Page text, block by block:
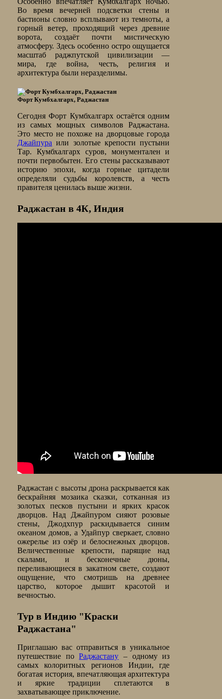
Во время вечерней подсветки стены и
бастионы словно всплывают из темноты, а
горный ветер, проходящий через древние
ворота, создаёт почти мистическую
атмосферу. Здесь особенно остро ощущается
масштаб раджпутской цивилизации —
мира, где война, честь, религия и
архитектура были неразделимы.
Форт Кумбхалгарх, Раджастан
Сегодня Форт Кумбхалгарх остаётся одним
из самых мощных символов Раджастана.
Это место не похоже на дворцовые города
Джайпура или золотые крепости пустыни
Тар. Кумбхалгарх суров, монументален и
почти первобытен. Его стены рассказывают
историю эпохи, когда горные цитадели
определяли судьбы королевств, а честь
правителя ценилась выше жизни.
Раджастан в 4К, Индия
Раджастан с высоты дрона раскрывается как
бескрайняя мозаика сказки, сотканная из
золотых песков пустыни и ярких красок
дворцов. Над Джайпуром сияют розовые
стены, Джодхпур раскидывается синим
океаном домов, а Удайпур сверкает, словно
ожерелье из озёр и белоснежных дворцов.
Величественные крепости, парящие над
скалами, и бесконечные дюны,
переливающиеся в закатном свете, создают
ощущение, что смотришь на древнее
царство, которое дышит красотой и
вечностью.
Тур в Индию "Краски
Раджастана"
Приглашаю вас отправиться в уникальное
путешествие поРаджастану – одному из
самых колоритных регионов Индии, где
богатая история, впечатляющая архитектура
и яркие традиции сплетаются в
захватывающее приключение.